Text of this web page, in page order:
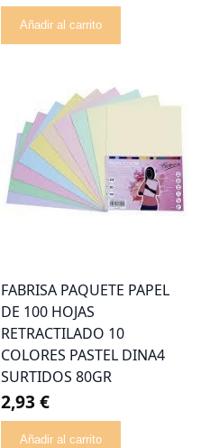
Añadir al carrito
FABRISA PAQUETE PAPEL
DE 100 HOJAS
RETRACTILADO 10
COLORES PASTEL DINA4
SURTIDOS 80GR
2,93 €
Añadir al carrito